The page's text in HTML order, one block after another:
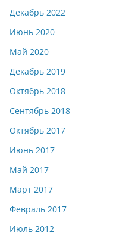
Декабрь 2022
Июнь 2020
Май 2020
Декабрь 2019
Октябрь 2018
Сентябрь 2018
Октябрь 2017
Июнь 2017
Май 2017
Март 2017
Февраль 2017
Июль 2012